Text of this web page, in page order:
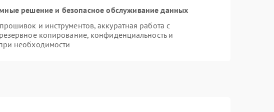
решение и безопасное обслуживание данных
и инструментов, аккуратная работа с
копирование, конфиденциальность и
необходимости